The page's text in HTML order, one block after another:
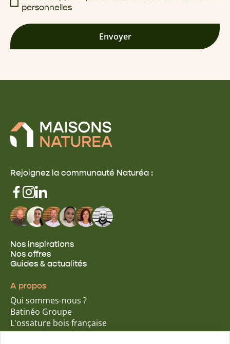
personnelles
Envoyer
Rejoignez la communauté Naturéa :
Nos inspirations
Nos offres
Guides & actualités
A propos
Qui sommes-nous ?
Batinéo Groupe
L'ossature bois française
15 ans d'expertise